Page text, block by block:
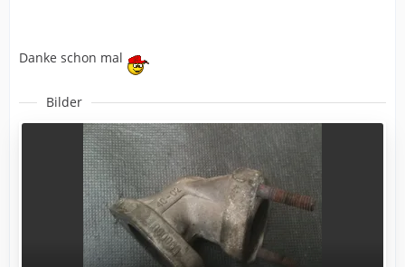
Danke schon mal
Bilder